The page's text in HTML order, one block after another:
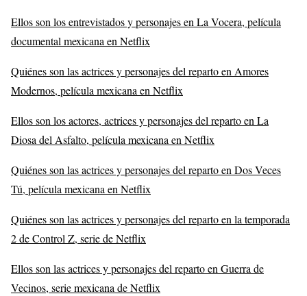
Ellos son los entrevistados y personajes en La Vocera, película
documental mexicana en Netflix
Quiénes son las actrices y personajes del reparto en Amores
Modernos, película mexicana en Netflix
Ellos son los actores, actrices y personajes del reparto en La
Diosa del Asfalto, película mexicana en Netflix
Quiénes son las actrices y personajes del reparto en Dos Veces
Tú, película mexicana en Netflix
Quiénes son las actrices y personajes del reparto en la temporada
2 de Control Z, serie de Netflix
Ellos son las actrices y personajes del reparto en Guerra de
Vecinos, serie mexicana de Netflix